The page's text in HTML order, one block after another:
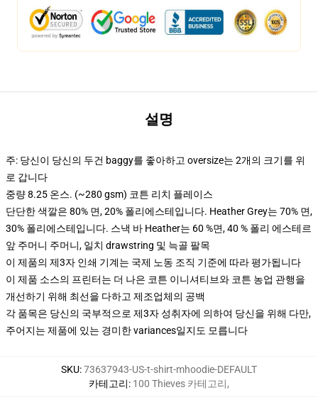
설명
주: 당신이 당신의 두건 baggy를 좋아하고 oversize는 2개의 크기를 위
로 갑니다
중량 8.25 온스. (~280 gsm) 코튼 리치 플레이스
단단한 색깔은 80% 면, 20% 폴리에스테입니다. Heather Grey는 70% 면,
30% 폴리에스테입니다. 스낵 바 Heather는 60 %면, 40 % 폴리 에스테르
앞 주머니 주머니, 일치 drawstring 및 늑골 팔목
이 제품의 제3자 인쇄 기계는 국제 노동 조직 기준에 따라 평가됩니다
이 제품 소스의 프린터는 더 나은 코튼 이니셔티브와 코튼 농업 관행을
개선하기 위해 최선을 다하고 제조업체의 공백
각 품목은 당신의 국부적으로 제3자 성취자에 의하여 당신을 위해 다만,
주어지는 제품에 있는 경미한 variances일지도 모릅니다
SKU:73637943-US-t-shirt-mhoodie-DEFAULT
카테고리: 100 Thieves 카테고리,